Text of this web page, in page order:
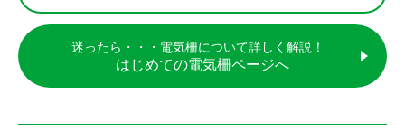
迷ったら・・・電気柵について詳しく解説！
はじめての電気柵ページへ